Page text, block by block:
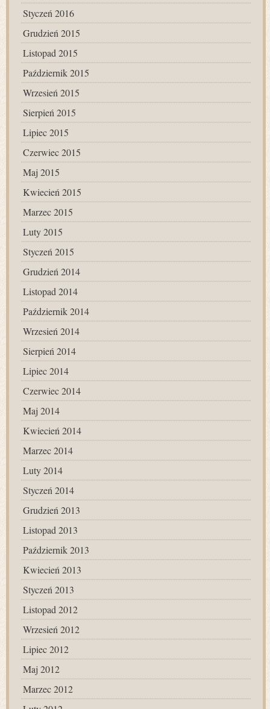
Styczeń 2016
Grudzień 2015
Listopad 2015
Październik 2015
Wrzesień 2015
Sierpień 2015
Lipiec 2015
Czerwiec 2015
Maj 2015
Kwiecień 2015
Marzec 2015
Luty 2015
Styczeń 2015
Grudzień 2014
Listopad 2014
Październik 2014
Wrzesień 2014
Sierpień 2014
Lipiec 2014
Czerwiec 2014
Maj 2014
Kwiecień 2014
Marzec 2014
Luty 2014
Styczeń 2014
Grudzień 2013
Listopad 2013
Październik 2013
Kwiecień 2013
Styczeń 2013
Listopad 2012
Wrzesień 2012
Lipiec 2012
Maj 2012
Marzec 2012